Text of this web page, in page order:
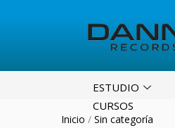
ESTUDIO
CURSOS
Inicio / Sin categoría